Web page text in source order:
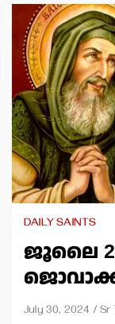
DAILY SAINTS
ജൂലൈ
July 30, 2024 Sr